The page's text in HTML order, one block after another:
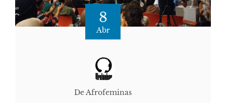
8
Abr
De Afrofeminas